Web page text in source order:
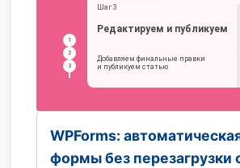
WPForms:
формы без перезагрузки